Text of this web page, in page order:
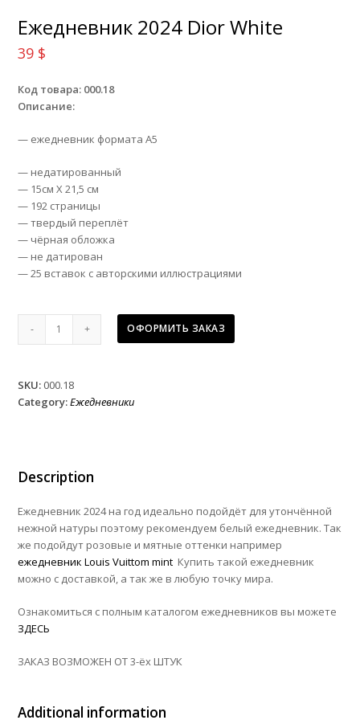
Ежедневник 2024 Dior White
39 $
Код товара: 000.18
Описание:
— ежедневник формата А5
— недатированный
— 15см Х 21,5 см
— 192 страницы
— твердый переплёт
— чёрная обложка
— не датирован
— 25 вставок с авторскими иллюстрациями
Ежедневник
quantity
ОФОРМИТЬ ЗАКАЗ
SKU: 000.18
Category:Ежедневники
Description
Ежедневник 2024 на год идеально подойдёт для утончённой
нежной натуры поэтому рекомендуем белый ежедневник. Так
же подойдут розовые и мятные оттенки например
ежедневник Louis Vuittom mint Купить такой ежедневник
можно с доставкой, а так же в любую точку мира.
Ознакомиться с полным каталогом ежедневников вы можете
ЗДЕСЬ
ЗАКАЗ ВОЗМОЖЕН ОТ 3-ёх ШТУК
Additional information